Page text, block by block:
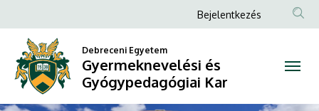
és
Gyógypedagógiai
Kar
Anonim
fiók
menüje
Bejelentkezés
Debreceni Egyetem
Gyermeknevelési és
Gyógypedagógiai Kar